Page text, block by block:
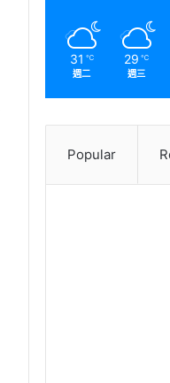
31 ℃
週二
29 ℃
週三
Popular